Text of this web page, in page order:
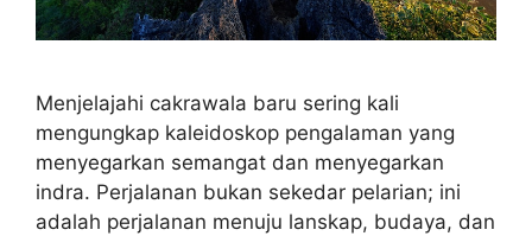
Menjelajahi cakrawala baru sering kali
mengungkap kaleidoskop pengalaman yang
menyegarkan semangat dan menyegarkan
indra. Perjalanan bukan sekedar pelarian; ini
adalah perjalanan menuju lanskap, budaya, dan